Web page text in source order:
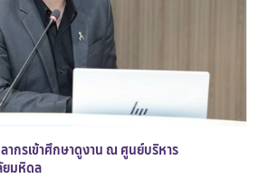
กรเข้าศึกษาดูงาน ณ ศูนย์บริหาร
ยมหิดล